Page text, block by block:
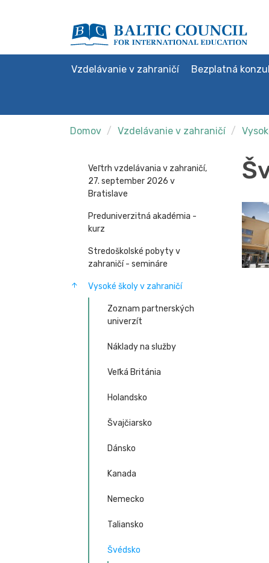
Vzdelávanie v zahraničí Bezplatná
Domov Vzdelávanie v zahraničí
Veľtrh vzdelávania v zahraničí,
27. september 2026 v
Bratislave
Preduniverzitná akadémia -
kurz
Stredoškolské pobyty v
zahraničí - semináre
Vysoké školy v zahraničí
Zoznam partnerských
univerzít
Náklady na služby
Veľká Británia
Holandsko
Švajčiarsko
Dánsko
Kanada
Nemecko
Taliansko
Švédsko